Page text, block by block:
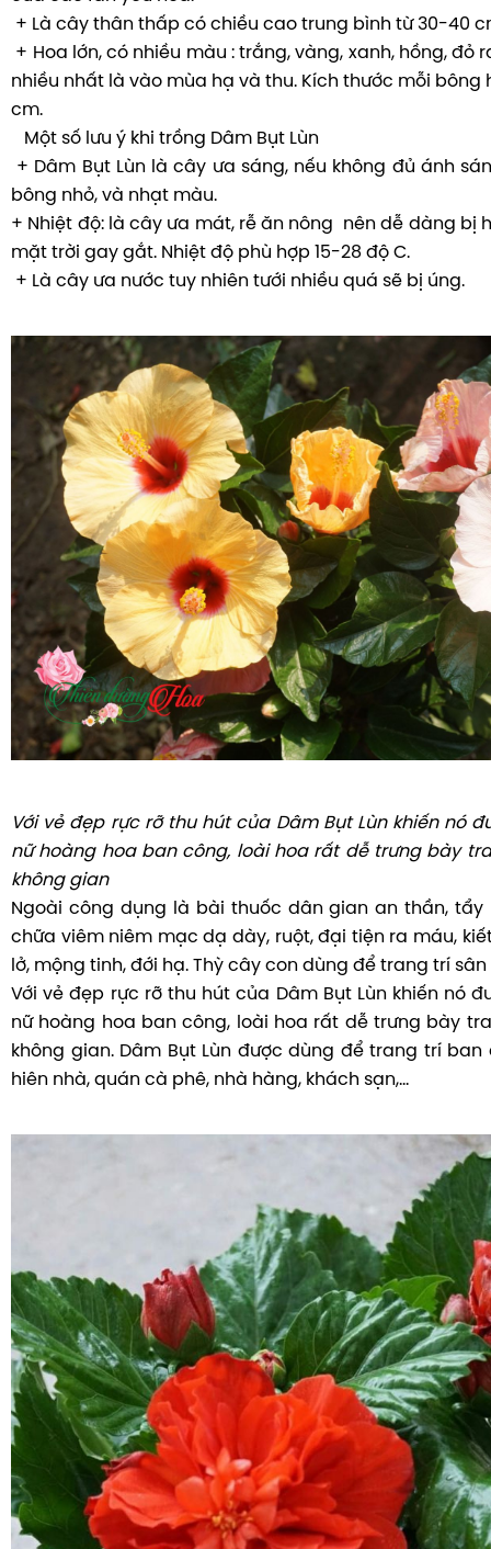
Với vẻ đẹp rực rỡ thu hút của Dâm Bụt Lùn khiến nó
không gian
Ngoài công dụng là bài thuốc dân gian an thần, tẩy
chữa viêm niêm mạc dạ dày, ruột, đại tiện ra máu,
lở, mộng tinh, đới hạ. Thỳ cây con dùng để trang trí
Với vẻ đẹp rực rỡ thu hút của Dâm Bụt Lùn khiến nó
nữ hoàng hoa ban công, loài hoa rất dễ trưng bày
không gian. Dâm Bụt Lùn được dùng để trang trí ban
hiên nhà, quán cà phê, nhà hàng, khách sạn,…